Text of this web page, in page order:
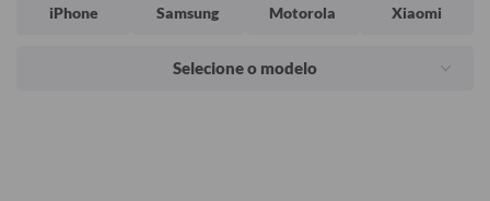
iPhone Samsung Motorola Xiaomi
Selecione o modelo